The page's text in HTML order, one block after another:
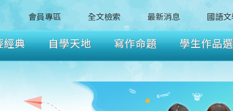
會員專區 全文檢索 最新消息 國語
經典 自學天地 寫作命題 學生作品